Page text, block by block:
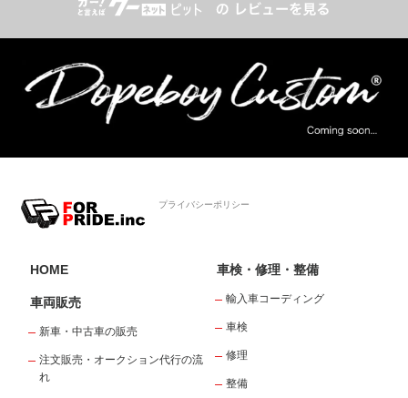
プライバシーポリシー
HOME
車両販売
新車・中古車の販売
注文販売・オークション代行の流
れ
車検・修理・整備
輸入車コーディング
車検
修理
整備